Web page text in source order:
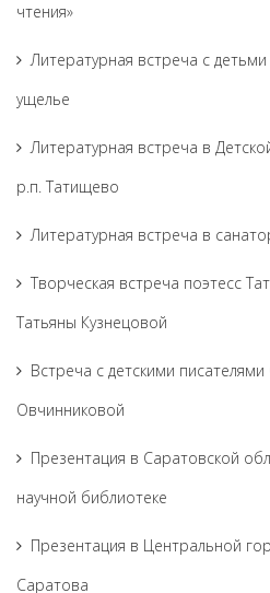
чтения»
Литературная встреча с
ущелье
Литературная встреча в
р.п. Татищево
Литературная встреча в
Творческая встреча поэтесс
Татьяны Кузнецовой
Встреча с детскими
Овчинниковой
Презентация в Саратовской
научной библиотеке
Презентация в Центральной
Саратова